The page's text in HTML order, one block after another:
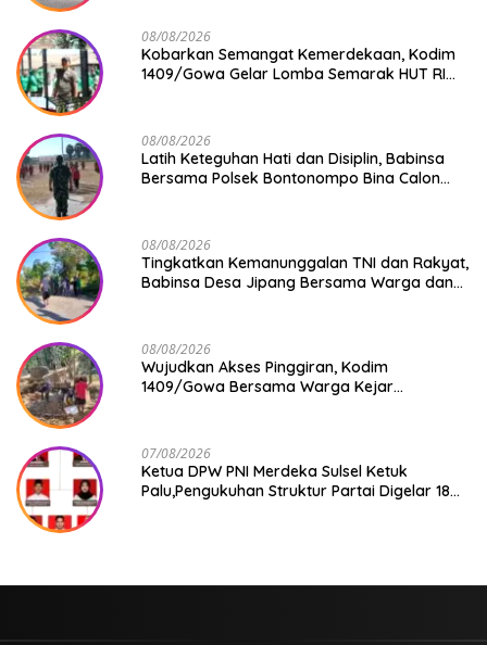
08/08/2026
Kobarkan Semangat Kemerdekaan, Kodim
1409/Gowa Gelar Lomba Semarak HUT RI
08/08/2026
Latih Keteguhan Hati dan Disiplin, Babinsa
Bersama Polsek Bontonompo Bina Calon
08/08/2026
Tingkatkan Kemanunggalan TNI dan Rakyat,
Babinsa Desa Jipang Bersama Warga dan
08/08/2026
Wujudkan Akses Pinggiran, Kodim
1409/Gowa Bersama Warga Kejar
07/08/2026
Ketua DPW PNI Merdeka Sulsel Ketuk
Palu,Pengukuhan Struktur Partai Digelar 18